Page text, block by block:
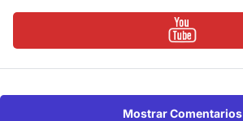
Mostrar Comentarios